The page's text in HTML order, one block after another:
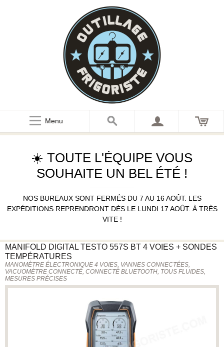
Menu
☀️ TOUTE L'ÉQUIPE VOUS
SOUHAITE UN BEL ÉTÉ !
NOS BUREAUX SONT FERMÉS DU 7 AU 16 AOÛT. LES
EXPÉDITIONS REPRENDRONT DÈS LE LUNDI 17 AOÛT. À TRÈS
VITE !
MANIFOLD DIGITAL TESTO 557S BT 4 VOIES + SONDES
TEMPÉRATURES
MANOMÈTRE ÉLECTRONIQUE 4 VOIES, VANNES CONNECTÉES,
VACUOMÈTRE CONNECTÉ, CONNECTÉ BLUETOOTH, TOUS FLUIDES,
MESURES PRÉCISES